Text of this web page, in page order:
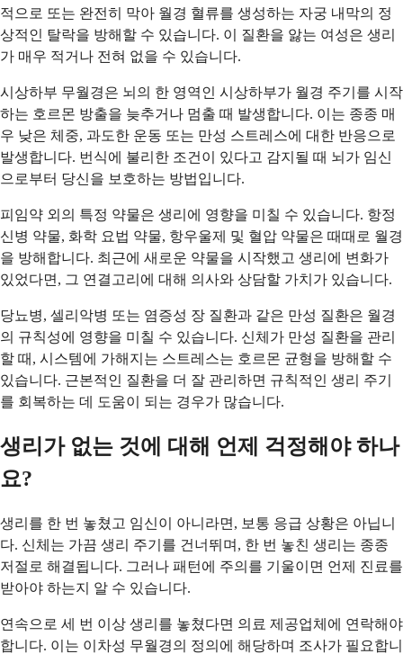
적으로 또는 완전히 막아 월경 혈류를 생성하는 자궁 내막의 정
상적인 탈락을 방해할 수 있습니다. 이 질환을 앓는 여성은 생리
가 매우 적거나 전혀 없을 수 있습니다.
시상하부 무월경은 뇌의 한 영역인 시상하부가 월경 주기를 시작
하는 호르몬 방출을 늦추거나 멈출 때 발생합니다. 이는 종종 매
우 낮은 체중, 과도한 운동 또는 만성 스트레스에 대한 반응으로
발생합니다. 번식에 불리한 조건이 있다고 감지될 때 뇌가 임신
으로부터 당신을 보호하는 방법입니다.
피임약 외의 특정 약물은 생리에 영향을 미칠 수 있습니다. 항정
신병 약물, 화학 요법 약물, 항우울제 및 혈압 약물은 때때로 월경
을 방해합니다. 최근에 새로운 약물을 시작했고 생리에 변화가
있었다면, 그 연결고리에 대해 의사와 상담할 가치가 있습니다.
당뇨병, 셀리악병 또는 염증성 장 질환과 같은 만성 질환은 월경
의 규칙성에 영향을 미칠 수 있습니다. 신체가 만성 질환을 관리
할 때, 시스템에 가해지는 스트레스는 호르몬 균형을 방해할 수
있습니다. 근본적인 질환을 더 잘 관리하면 규칙적인 생리 주기
를 회복하는 데 도움이 되는 경우가 많습니다.
생리가 없는 것에 대해 언제 걱정해야 하나
요?
생리를 한 번 놓쳤고 임신이 아니라면, 보통 응급 상황은 아닙니
다. 신체는 가끔 생리 주기를 건너뛰며, 한 번 놓친 생리는 종종
저절로 해결됩니다. 그러나 패턴에 주의를 기울이면 언제 진료를
받아야 하는지 알 수 있습니다.
연속으로 세 번 이상 생리를 놓쳤다면 의료 제공업체에 연락해야
합니다. 이는 이차성 무월경의 정의에 해당하며 조사가 필요합니